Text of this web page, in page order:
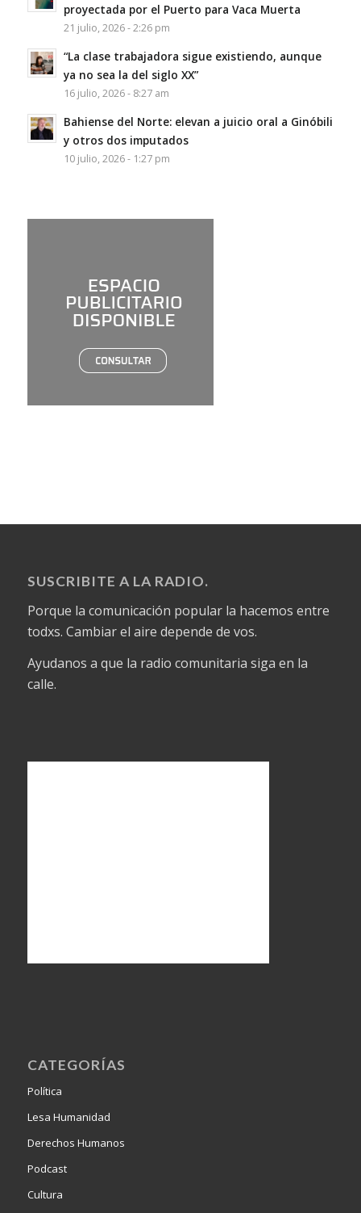
proyectada por el Puerto para Vaca Muerta
21 julio, 2026 - 2:26 pm
“La clase trabajadora sigue existiendo, aunque
ya no sea la del siglo XX”
16 julio, 2026 - 8:27 am
Bahiense del Norte: elevan a juicio oral a Ginóbili
y otros dos imputados
10 julio, 2026 - 1:27 pm
SUSCRIBITE A LA RADIO.
Porque la comunicación popular la hacemos entre
todxs. Cambiar el aire depende de vos.
Ayudanos a que la radio comunitaria siga en la
calle.
CATEGORÍAS
Política
Lesa Humanidad
Derechos Humanos
Podcast
Cultura